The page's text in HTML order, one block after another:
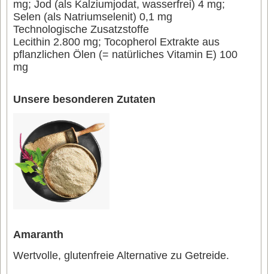
mg; Jod (als Kalziumjodat, wasserfrei) 4 mg;
Selen (als Natriumselenit) 0,1 mg
Technologische Zusatzstoffe
Lecithin 2.800 mg; Tocopherol Extrakte aus
pflanzlichen Ölen (= natürliches Vitamin E) 100
mg
Unsere besonderen Zutaten
Amaranth
Wertvolle, glutenfreie Alternative zu Getreide.